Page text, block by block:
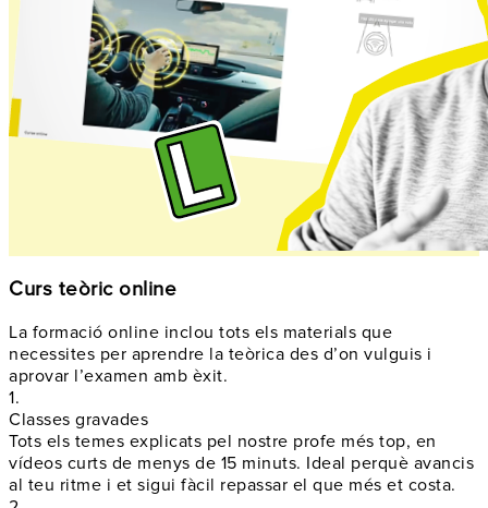
Curs teòric online
La formació online inclou tots els materials que
necessites per aprendre la teòrica des d’on vulguis i
aprovar l’examen amb èxit.
1.
Classes gravades
Tots els temes explicats pel nostre profe més top, en
vídeos curts de menys de 15 minuts. Ideal perquè avancis
al teu ritme i et sigui fàcil repassar el que més et costa.